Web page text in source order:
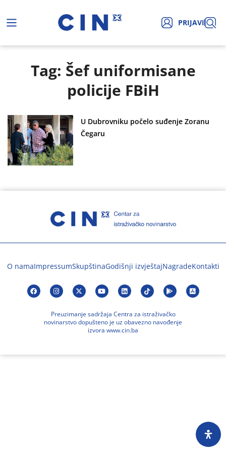
PRIJAVI
Tag: Šef uniformisane
policije FBiH
U Dubrovniku počelo suđenje Zoranu
Čegaru
O namaImpressumSkupštinaGodišnji izvještajNagradeKontakti
Preuzimanje sadržaja Centra za istraživačko
novinarstvo dopušteno je uz obavezno navođenje
izvora www.cin.ba